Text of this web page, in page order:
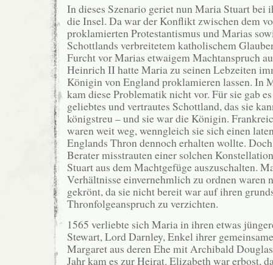
In dieses Szenario geriet nun Maria Stuart bei
die Insel. Da war der Konflikt zwischen dem
proklamierten Protestantismus und Marias
Schottlands verbreitetem katholischem
Furcht vor Marias etwaigem Machtanspruch
Heinrich II hatte Maria zu seinen Lebzeiten
Königin von England proklamieren lassen. In
kam diese Problematik nicht vor. Für sie gab
geliebtes und vertrautes Schottland, das sie
königstreu – und sie war die Königin.
waren weit weg, wenngleich sie sich einen
Englands Thron dennoch erhalten wollte.
Berater misstrauten einer solchen
Stuart aus dem Machtgefüge auszuschalten.
Verhältnisse einvernehmlich zu ordnen waren
gekrönt, da sie nicht bereit war auf ihren
Thronfolgeanspruch zu verzichten.
1565 verliebte sich Maria in ihren etwas
Stewart, Lord Darnley, Enkel ihrer
Margaret aus deren Ehe mit Archibald
Jahr kam es zur Heirat. Elizabeth war erbost,